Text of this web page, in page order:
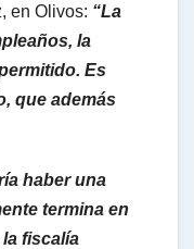
en Olivos: “La
la
Es
que además
haber una
termina en
fiscalía